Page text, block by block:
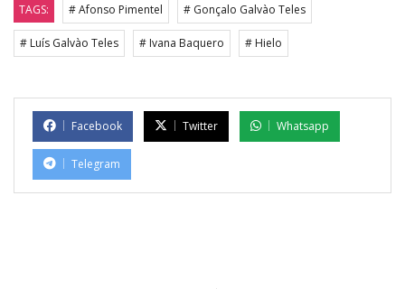
TAGS: # Afonso Pimentel # Gonçalo Galvào Teles
# Luís Galvào Teles # Ivana Baquero # Hielo
Facebook Twitter Whatsapp
Telegram